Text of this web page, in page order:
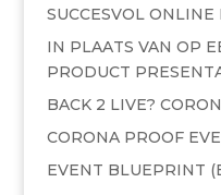
SUCCESVOL ONLINE
IN PLAATS VAN OP
PRODUCT
BACK 2 LIVE?
CORONA PROOF
EVENT BLUEPRINT